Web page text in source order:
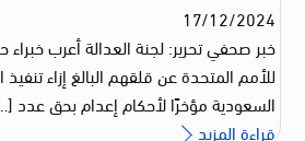
17/12/2024
خبر صحفي تحرير: لجنة العدالة أعرب
للأمم المتحدة عن قلقهم البالغ إزاء تنفيذ
السعودية مؤخرًا لأحكام إعدام بحق عدد
قراءة المزيد